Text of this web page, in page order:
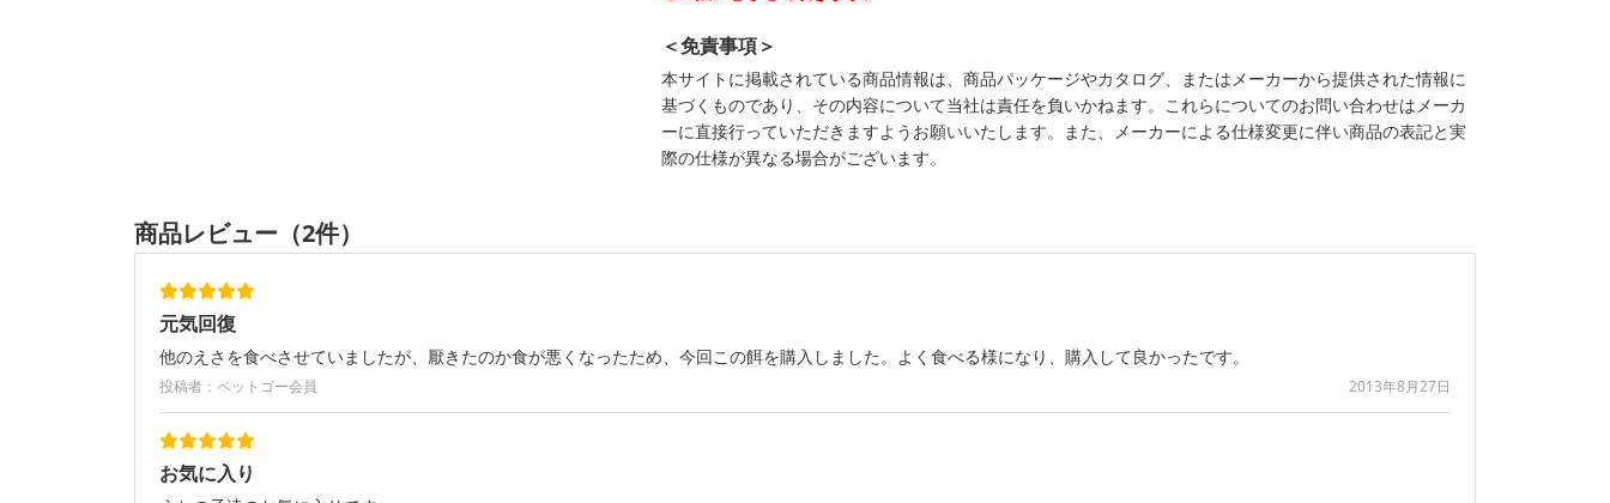
＜免責事項＞
本サイトに掲載されている商品情報は、商品パッケージやカタログ、またはメーカーから提供された情報に
基づくものであり、その内容について当社は責任を負いかねます。これらについてのお問い合わせはメーカ
ーに直接行っていただきますようお願いいたします。また、メーカーによる仕様変更に伴い商品の表記と実
際の仕様が異なる場合がございます。
商品レビュー（2件）
元気回復
他のえさを食べさせていましたが、厭きたのか食が悪くなったため、今回この餌を購入しました。よく食べる様になり、購入して良かったです。
投稿者：ペットゴー会員 2013年8月27日
お気に入り